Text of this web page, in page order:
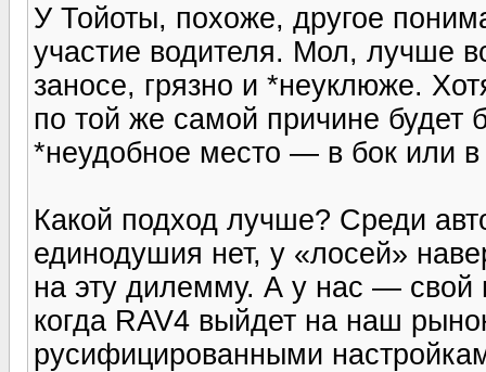
У Тойоты, похоже, другое
участие водителя. Мол, лучше
заносе, грязно и *неуклюже.
по той же самой причине будет
*неудобное место — в бок или в
Какой подход лучше? Среди
единодушия нет, у «лосей»
на эту дилемму. А у нас — свой
когда RAV4 выйдет на наш
русифицированными